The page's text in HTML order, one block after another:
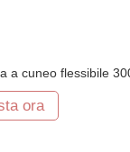
a cuneo flessibile
ora